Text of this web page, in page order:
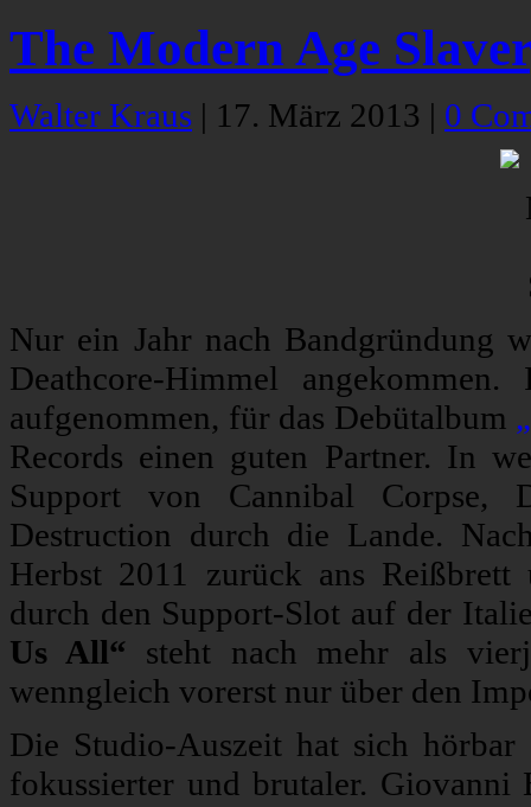
The Modern Age
Walter Kraus | 17. März 2013 | 0
Nur ein Jahr nach Bandgründung
Deathcore-Himmel
aufgenommen, für das Debütalbum
Records einen guten Partner. In
Support von Cannibal Corpse,
Destruction durch die Lande.
Herbst 2011 zurück ans
durch den Support-Slot auf der
Us All“ steht nach mehr als
wenngleich vorerst nur über den
Die Studio-Auszeit hat sich
fokussierter und brutaler.